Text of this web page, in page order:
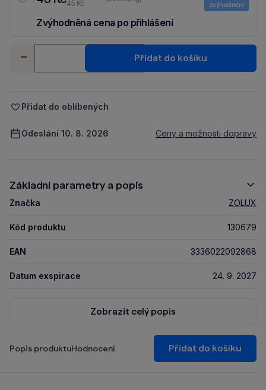
45 Kč
zvýhodnění
Zvýhodněná cena po přihlášení
-
+
Přidat do košíku
Přidat do oblíbených
Odeslání 10. 8. 2026 Ceny a možnosti dopravy
Základní parametry a popis
Značka ZOLUX
Kód produktu 130679
EAN 3336022092868
Datum exspirace 24. 9. 2027
Zobrazit celý popis
Popis produktuHodnocení Přidat do košíku